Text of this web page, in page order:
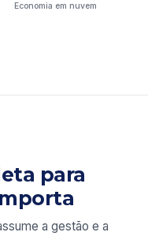
Economia em nuvem
para
a gestão e a